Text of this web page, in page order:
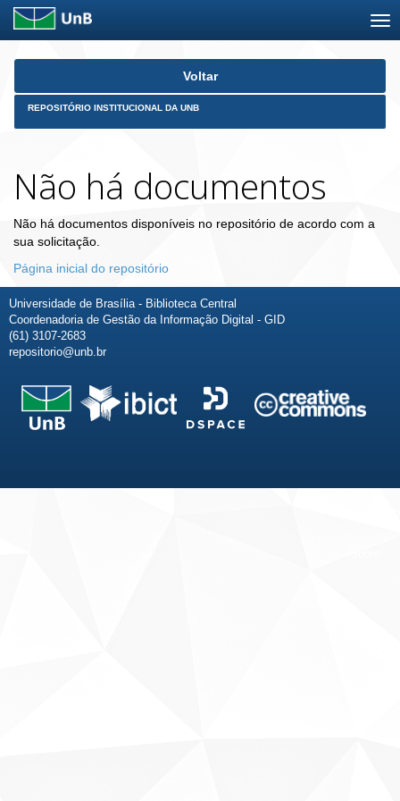
Skip
Voltar
REPOSITÓRIO INSTITUCIONAL DA UNB
Não há documentos
Não há documentos disponíveis no repositório de acordo com a
sua solicitação.
Página inicial do repositório
Universidade de Brasília - Biblioteca Central
Coordenadoria de Gestão da Informação Digital - GID
(61) 3107-2683
repositorio@unb.br